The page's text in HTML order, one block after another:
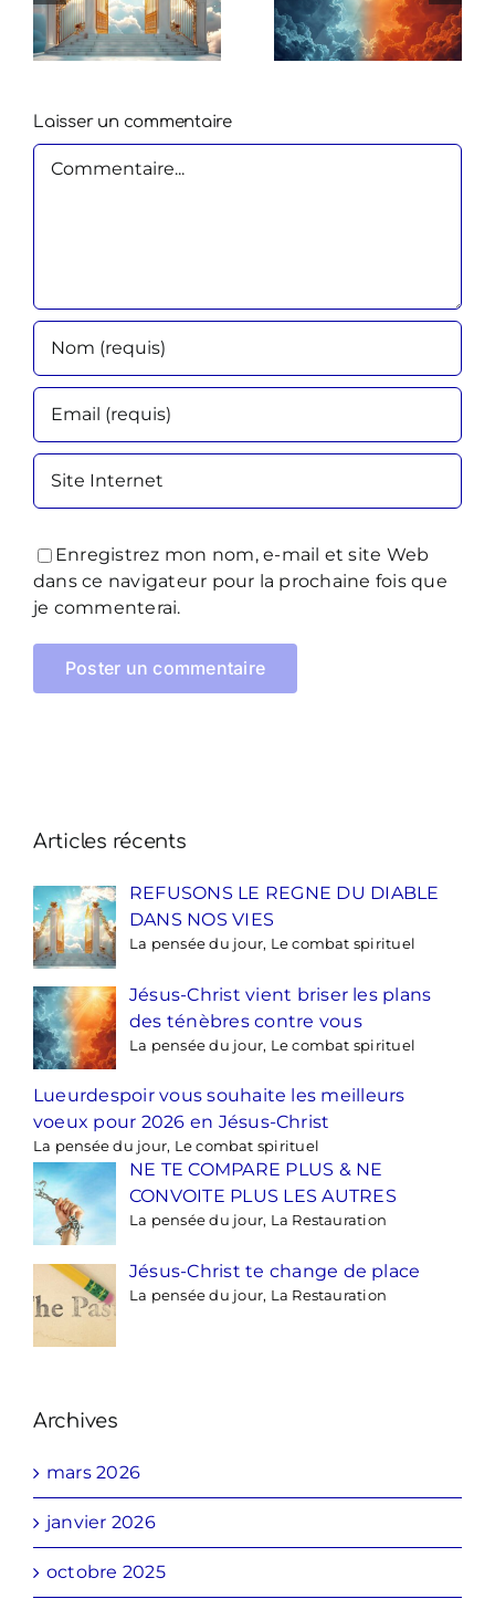
Laisser un commentaire
Commentaire
Enregistrez mon nom, e-mail et site Web
dans ce navigateur pour la prochaine fois que
je commenterai.
Articles récents
REFUSONS LE REGNE DU DIABLE
DANS NOS VIES
La pensée du jour, Le combat spirituel
Jésus-Christ vient briser les plans
des ténèbres contre vous
La pensée du jour, Le combat spirituel
Lueurdespoir vous souhaite les meilleurs
voeux pour 2026 en Jésus-Christ
La pensée du jour, Le combat spirituel
NE TE COMPARE PLUS & NE
CONVOITE PLUS LES AUTRES
La pensée du jour, La Restauration
Jésus-Christ te change de place
La pensée du jour, La Restauration
Archives
mars 2026
janvier 2026
octobre 2025